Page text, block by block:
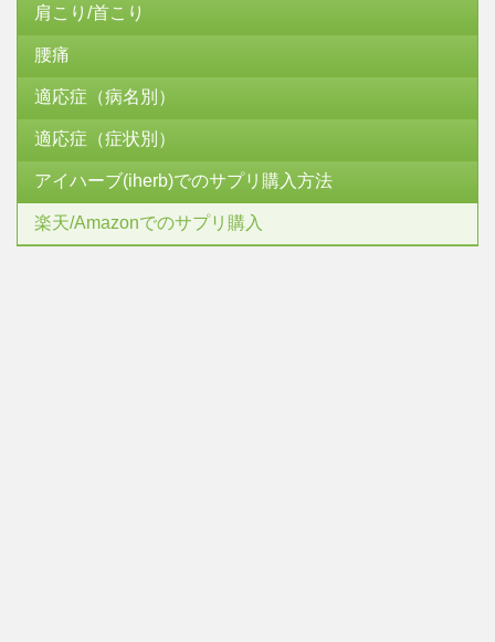
肩こり/首こり
腰痛
適応症（病名別）
適応症（症状別）
アイハーブ(iherb)でのサプリ購入方法
楽天/Amazonでのサプリ購入